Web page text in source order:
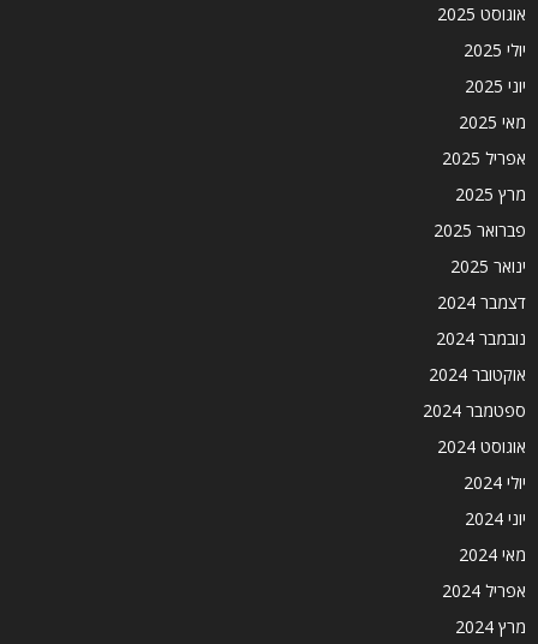
אוגוסט 2025
יולי 2025
יוני 2025
מאי 2025
אפריל 2025
מרץ 2025
פברואר 2025
ינואר 2025
דצמבר 2024
נובמבר 2024
אוקטובר 2024
ספטמבר 2024
אוגוסט 2024
יולי 2024
יוני 2024
מאי 2024
אפריל 2024
מרץ 2024